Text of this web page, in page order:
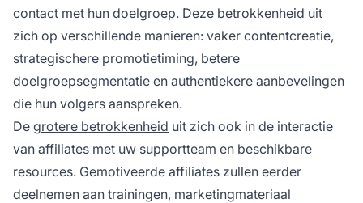
contact met hun doelgroep. Deze betrokkenheid uit
zich op verschillende manieren: vaker contentcreatie,
strategischere promotietiming, betere
doelgroepsegmentatie en authentiekere aanbevelingen
die hun volgers aanspreken.
De grotere betrokkenheid uit zich ook in de interactie
van affiliates met uw supportteam en beschikbare
resources. Gemotiveerde affiliates zullen eerder
deelnemen aan trainingen, marketingmateriaal